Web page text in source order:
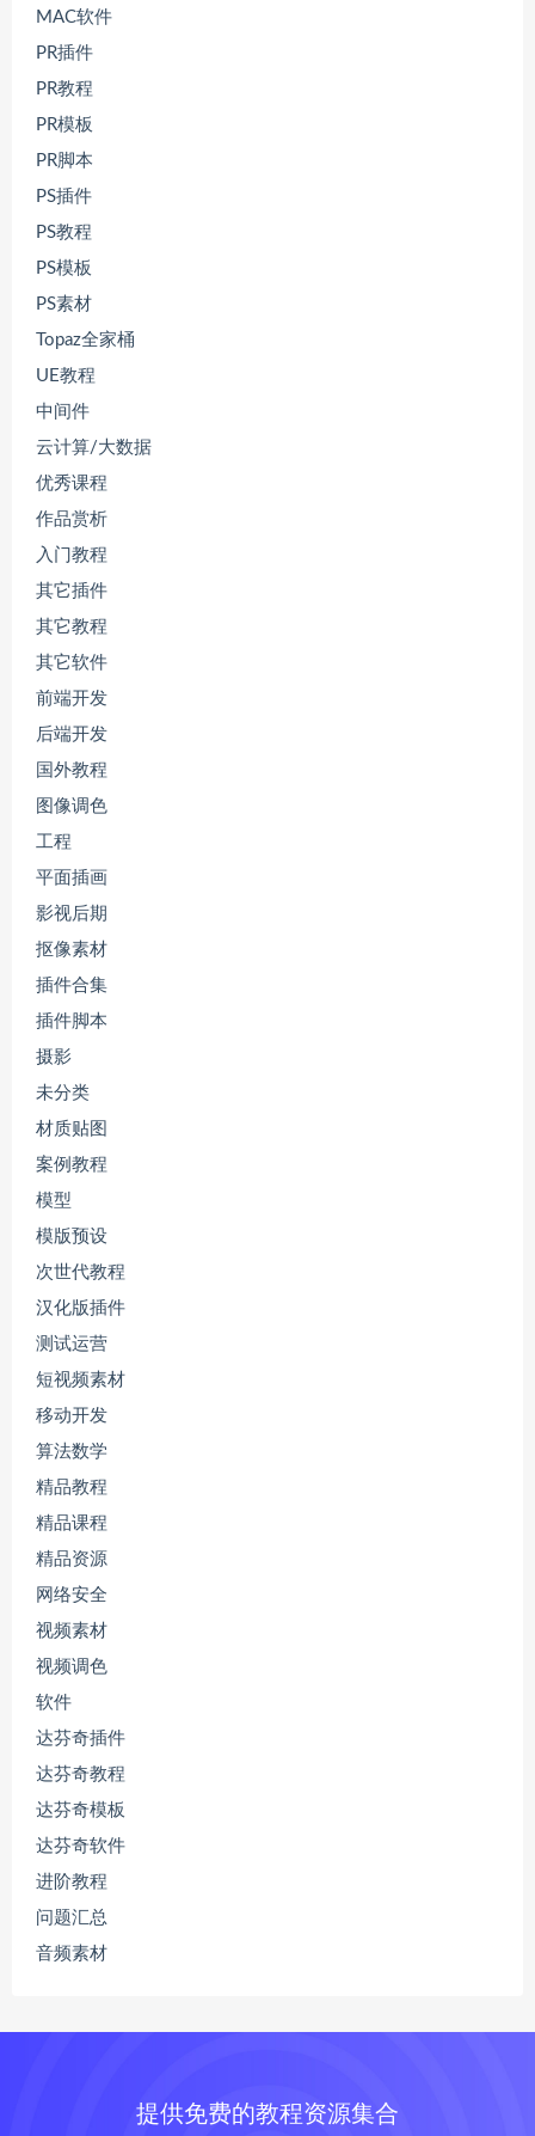
MAC软件
PR插件
PR教程
PR模板
PR脚本
PS插件
PS教程
PS模板
PS素材
Topaz全家桶
UE教程
中间件
云计算/大数据
优秀课程
作品赏析
入门教程
其它插件
其它教程
其它软件
前端开发
后端开发
国外教程
图像调色
工程
平面插画
影视后期
抠像素材
插件合集
插件脚本
摄影
未分类
材质贴图
案例教程
模型
模版预设
次世代教程
汉化版插件
测试运营
短视频素材
移动开发
算法数学
精品教程
精品课程
精品资源
网络安全
视频素材
视频调色
软件
达芬奇插件
达芬奇教程
达芬奇模板
达芬奇软件
进阶教程
问题汇总
音频素材
提供免费的教程资源集合